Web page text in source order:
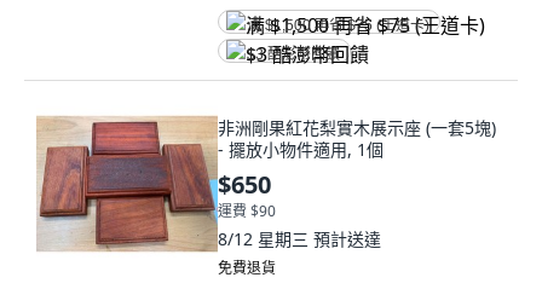
满 $1,500 再省 $75 (王道卡)
$3 酷澎幣回饋
非洲剛果紅花梨實木展示座 (一套5塊)
- 擺放小物件適用, 1個
$650
運費 $90
8/12 星期三 預計送達
免費退貨